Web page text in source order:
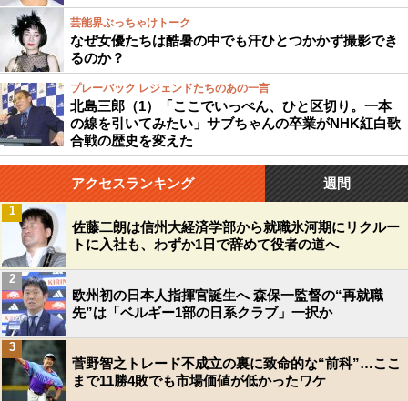
芸能界ぶっちゃけトーク
なぜ女優たちは酷暑の中でも汗ひとつかかず撮影でき
るのか？
プレーバック レジェンドたちのあの一言
北島三郎（1）「ここでいっぺん、ひと区切り。一本
の線を引いてみたい」サブちゃんの卒業がNHK紅白歌
合戦の歴史を変えた
アクセスランキング 週間
佐藤二朗は信州大経済学部から就職氷河期にリクルー
トに入社も、わずか1日で辞めて役者の道へ
1
欧州初の日本人指揮官誕生へ 森保一監督の“再就職
先”は「ベルギー1部の日系クラブ」一択か
2
菅野智之トレード不成立の裏に致命的な“前科”…ここ
まで11勝4敗でも市場価値が低かったワケ
3